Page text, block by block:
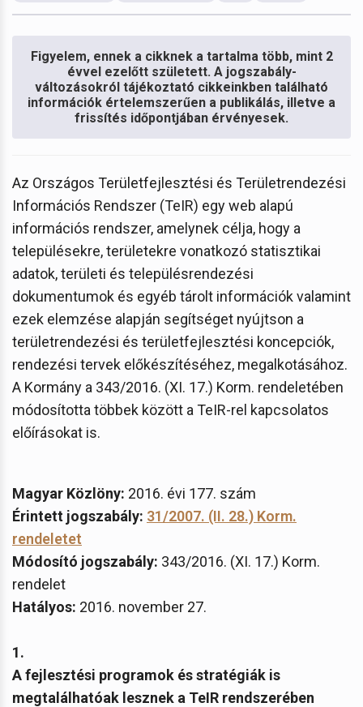
Figyelem, ennek a cikknek a tartalma több, mint 2
évvel ezelőtt született. A jogszabály-
változásokról tájékoztató cikkeinkben található
információk értelemszerűen a publikálás, illetve a
frissítés időpontjában érvényesek.
Az Országos Területfejlesztési és Területrendezési
Információs Rendszer (TeIR) egy web alapú
információs rendszer, amelynek célja, hogy a
településekre, területekre vonatkozó statisztikai
adatok, területi és településrendezési
dokumentumok és egyéb tárolt információk valamint
ezek elemzése alapján segítséget nyújtson a
területrendezési és területfejlesztési koncepciók,
rendezési tervek előkészítéséhez, megalkotásához.
A Kormány a 343/2016. (XI. 17.) Korm. rendeletében
módosította többek között a TeIR-rel kapcsolatos
előírásokat is.
Magyar Közlöny: 2016. évi 177. szám
Érintett jogszabály: 31/2007. (II. 28.) Korm.
rendeletet
Módosító jogszabály: 343/2016. (XI. 17.) Korm.
rendelet
Hatályos: 2016. november 27.
1.
A fejlesztési programok és stratégiák is
megtalálhatóak lesznek a TeIR rendszerében